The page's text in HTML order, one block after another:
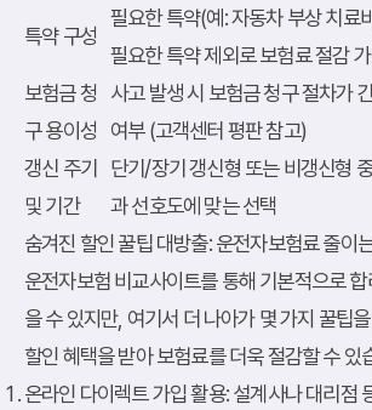
특약 구성
필요한 특약(예: 자동차 부상 치료
필요한 특약 제외로 보험료 절감
보험금 청
구 용이성
사고 발생 시 보험금 청구 절차가
여부 (고객센터 평판 참고)
갱신 주기
및 기간
단기/장기 갱신형 또는 비갱신형
과 선호도에 맞는 선택
숨겨진 할인 꿀팁 대방출: 운전자보험료 줄이
운전자보험 비교사이트를 통해 기본적으로
을 수 있지만, 여기서 더 나아가 몇 가지 꿀팁
할인 혜택을 받아 보험료를 더욱 절감할 수 있
온라인 다이렉트 가입 활용: 설계사나 대리점